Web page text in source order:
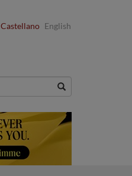
Castellano English